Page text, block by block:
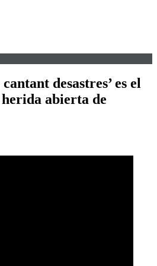
desastres’ es el
abierta de